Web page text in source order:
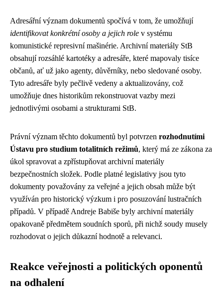
Adresářní význam dokumentů spočívá v tom, že umožňují
identifikovat konkrétní osoby a jejich role v systému
komunistické represivní mašinérie. Archivní materiály StB
obsahují rozsáhlé kartotéky a adresáře, které mapovaly tisíce
občanů, ať už jako agenty, důvěrníky, nebo sledované osoby.
Tyto adresáře byly pečlivě vedeny a aktualizovány, což
umožňuje dnes historikům rekonstruovat vazby mezi
jednotlivými osobami a strukturami StB.
Právní význam těchto dokumentů byl potvrzen rozhodnutími
Ústavu pro studium totalitních režimů, který má ze zákona za
úkol spravovat a zpřístupňovat archivní materiály
bezpečnostních složek. Podle platné legislativy jsou tyto
dokumenty považovány za veřejné a jejich obsah může být
využíván pro historický výzkum i pro posuzování lustračních
případů. V případě Andreje Babiše byly archivní materiály
opakovaně předmětem soudních sporů, při nichž soudy musely
rozhodovat o jejich důkazní hodnotě a relevanci.
Reakce veřejnosti a politických oponentů
na odhalení